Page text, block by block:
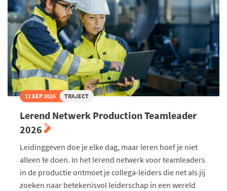
11 SEP 2026 TRAJECT
Lerend Netwerk Production Teamleader
2026
Leidinggeven doe je elke dag, maar leren hoef je niet
alleen te doen. In het lerend netwerk voor teamleaders
in de productie ontmoet je collega-leiders die net als jij
zoeken naar betekenisvol leiderschap in een wereld